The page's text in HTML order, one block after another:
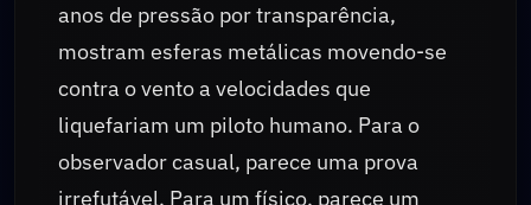
anos de pressão por transparência,
mostram esferas metálicas movendo-se
contra o vento a velocidades que
liquefariam um piloto humano. Para o
observador casual, parece uma prova
irrefutável. Para um físico, parece um